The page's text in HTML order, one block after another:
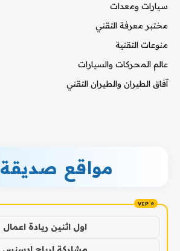
سيارات ومعدات
مختبر معرفة التقني
منوعات التقنية
عالم المحركات والسيارات
آفاق الطيران والطيران التقني
مواقع صديقة
اول اثنين ريادة اعمال